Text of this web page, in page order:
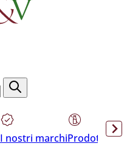
I nostri marchiProdotti